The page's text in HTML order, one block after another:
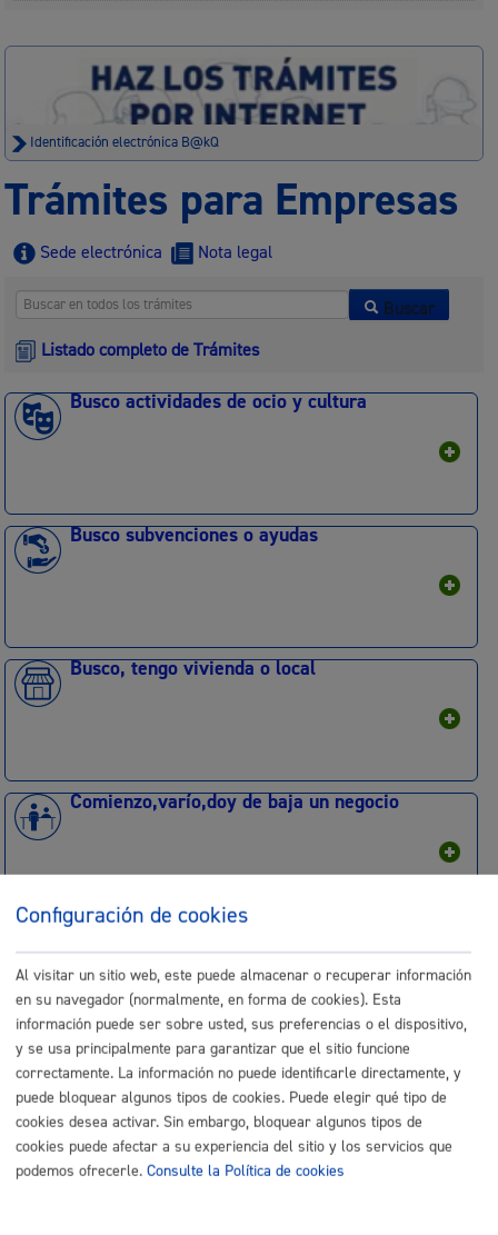
Identificación electrónica B@kQ
Trámites para Empresas
Sede electrónica Nota legal
Buscar
Listado completo de Trámites
Busco actividades de ocio y cultura
Busco subvenciones o ayudas
Busco, tengo vivienda o local
Comienzo,varío,doy de baja un negocio
Ejerzo mis derechos-Participo
Fallece una persona de la familia
Configuración de cookies
Al visitar un sitio web, este puede almacenar o recuperar información
en su navegador (normalmente, en forma de cookies). Esta
información puede ser sobre usted, sus preferencias o el dispositivo,
y se usa principalmente para garantizar que el sitio funcione
correctamente. La información no puede identificarle directamente, y
puede bloquear algunos tipos de cookies. Puede elegir qué tipo de
cookies desea activar. Sin embargo, bloquear algunos tipos de
cookies puede afectar a su experiencia del sitio y los servicios que
podemos ofrecerle. Consulte la Política de cookies